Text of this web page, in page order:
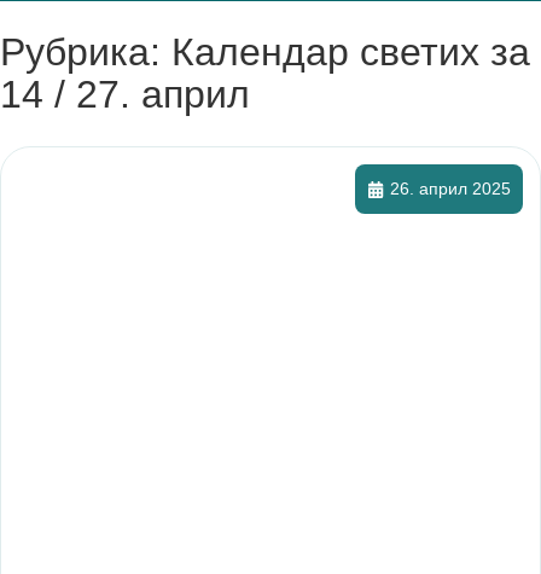
Рубрика: Календар светих за
14 / 27. април
26. април 2025